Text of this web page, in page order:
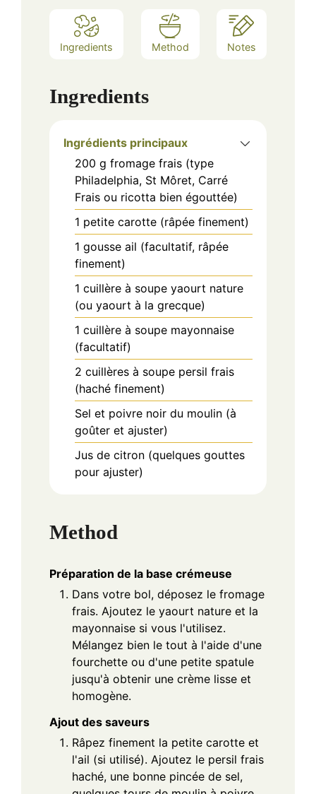
Ingredients Method Notes
Ingredients
Ingrédients principaux
200 g fromage frais (type
Philadelphia, St Môret, Carré
Frais ou ricotta bien égouttée)
1 petite carotte (râpée finement)
1 gousse ail (facultatif, râpée
finement)
1 cuillère à soupe yaourt nature
(ou yaourt à la grecque)
1 cuillère à soupe mayonnaise
(facultatif)
2 cuillères à soupe persil frais
(haché finement)
Sel et poivre noir du moulin (à
goûter et ajuster)
Jus de citron (quelques gouttes
pour ajuster)
Method
Préparation de la base crémeuse
Dans votre bol, déposez le fromage
frais. Ajoutez le yaourt nature et la
mayonnaise si vous l'utilisez.
Mélangez bien le tout à l'aide d'une
fourchette ou d'une petite spatule
jusqu'à obtenir une crème lisse et
homogène.
Ajout des saveurs
Râpez finement la petite carotte et
l'ail (si utilisé). Ajoutez le persil frais
haché, une bonne pincée de sel,